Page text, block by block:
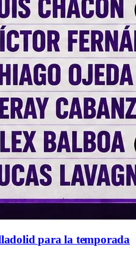
para la temporada